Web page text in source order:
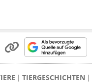
TIERGESCHICHTEN